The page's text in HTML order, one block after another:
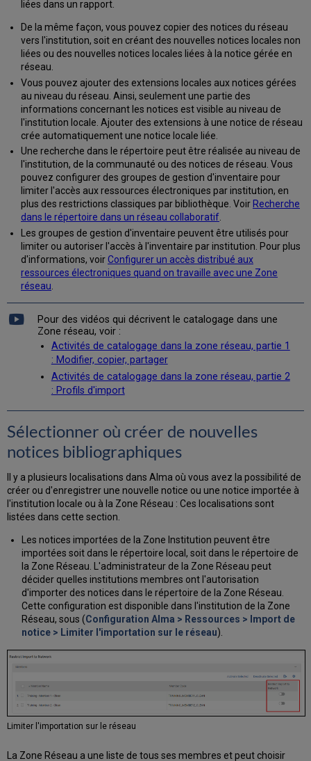
locaux
notices
de
la
Zone
réseau
Copier
et/ou
Lier
des
notices
bibliographiques
locales
et
de
la
Zone
réseau
Ajouter
des
extensions
des
notices
bibliographiques
des
extensions
à
l'aide
de
l'Éditeur
métadonnées
Ajouter
des
extensions
locales
grâce
à
l'importation
Gestion
via
un
traitement
Bib
liées dans un rapport.
De la même façon, vous pouvez copier des notices du réseau
vers l'institution, soit en créant des nouvelles notices locales non
liées ou des nouvelles notices locales liées à la notice gérée en
réseau.
Vous pouvez ajouter des extensions locales aux notices gérées
au niveau du réseau. Ainsi, seulement une partie des
informations concernant les notices est visible au niveau de
l'institution locale. Ajouter des extensions à une notice de réseau
crée automatiquement une notice locale liée.
Une recherche dans le répertoire peut être réalisée au niveau de
l'institution, de la communauté ou des notices de réseau. Vous
pouvez configurer des groupes de gestion d'inventaire pour
limiter l'accès aux ressources électroniques par institution, en
plus des restrictions classiques par bibliothèque. Voir Recherche
dans le répertoire dans un réseau collaboratif.
Les groupes de gestion d'inventaire peuvent être utilisés pour
limiter ou autoriser l'accès à l'inventaire par institution. Pour plus
d'informations, voirConfigurer un accès distribué aux
ressources électroniques quand on travaille avec une Zone
réseau
Pour des vidéos qui décrivent le catalogage dans une
Zone réseau, voir :
Activités de catalogage dans la zone réseau, partie 1
: Modifier, copier, partager
Activités de catalogage dans la zone réseau, partie 2
: Profils d'import
Sélectionner où créer de nouvelles
notices bibliographiques
Il y a plusieurs localisations dans Alma où vous avez la possibilité de
créer ou d'enregistrer une nouvelle notice ou une notice importée à
l'institution locale ou à la Zone Réseau : Ces localisations sont
listées dans cette section.
Les notices importées de la Zone Institution peuvent être
importées soit dans le répertoire local, soit dans le répertoire de
la Zone Réseau. L'administrateur de la Zone Réseau peut
décider quelles institutions membres ont l'autorisation
d'importer des notices dans le répertoire de la Zone Réseau.
Cette configuration est disponible dans l'institution de la Zone
Réseau, sous (Configuration Alma > Ressources > Import de
notice > Limiter l'importation sur le réseau).
Limiter l'importation sur le réseau
La Zone Réseau a une liste de tous ses membres et peut choisir